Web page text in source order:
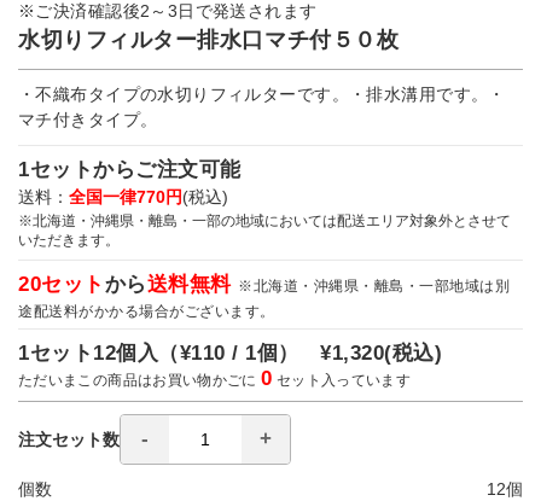
※ご決済確認後2～3日で発送されます
水切りフィルター排水口マチ付５０枚
・不織布タイプの水切りフィルターです。・排水溝用です。・
マチ付きタイプ。
1セットからご注文可能
送料： 全国一律770円(税込)
※北海道・沖縄県・離島・一部の地域においては配送エリア対象外とさせて
いただきます。
20セット から送料無料 ※北海道・沖縄県・離島・一部地域は別
途配送料がかかる場合がございます。
1セット12個入（¥110 / 1個）¥1,320(税込)
ただいまこの商品はお買い物かごに0 セット入っています
注文セット数
個数 12個